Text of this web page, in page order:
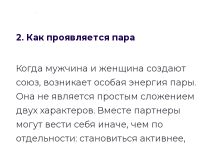
2. Как проявляется пара
Когда мужчина и женщина создают
союз, возникает особая энергия пары.
Она не является простым сложением
двух характеров. Вместе партнеры
могут вести себя иначе, чем по
отдельности: становиться активнее,